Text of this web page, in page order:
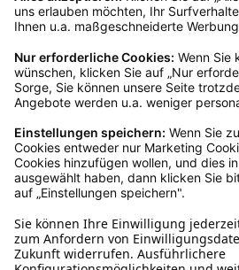
Kundenservice
Mo – Fr 9 – 17 Uhr, Sa 9 – 13 Uhr
Ruf uns an
04942-60 64 080
Schreibe uns
verkauf@schecker.de
WhatsApp Support
+49 1520 8997191